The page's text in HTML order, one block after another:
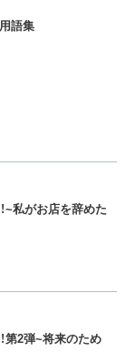
語集
~私がお店を辞めた
第2弾~将来のため